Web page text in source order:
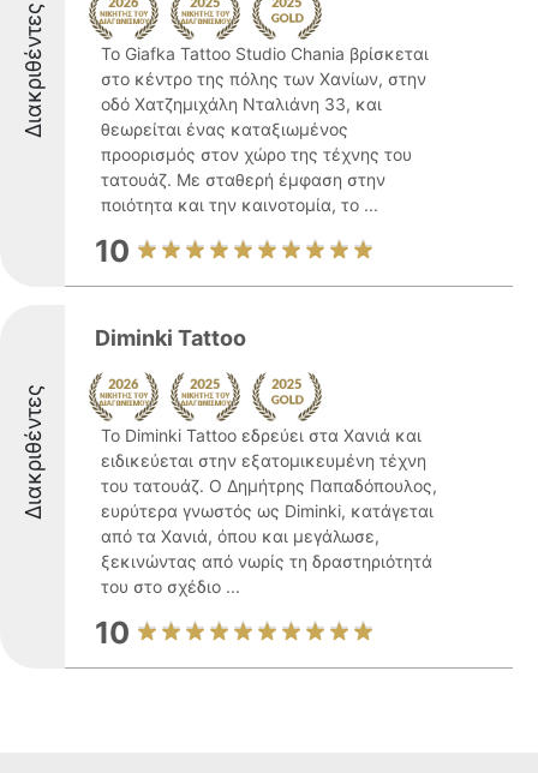
Διακριθέντες
Το Giafka Tattoo Studio Chania βρίσκεται
στο κέντρο της πόλης των Χανίων, στην
οδό Χατζημιχάλη Νταλιάνη 33, και
θεωρείται ένας καταξιωμένος
προορισμός στον χώρο της τέχνης του
τατουάζ. Με σταθερή έμφαση στην
ποιότητα και την καινοτομία, το ...
10
Διακριθέντες
Diminki Tattoo
Το Diminki Tattoo εδρεύει στα Χανιά και
ειδικεύεται στην εξατομικευμένη τέχνη
του τατουάζ. Ο Δημήτρης Παπαδόπουλος,
ευρύτερα γνωστός ως Diminki, κατάγεται
από τα Χανιά, όπου και μεγάλωσε,
ξεκινώντας από νωρίς τη δραστηριότητά
του στο σχέδιο ...
10